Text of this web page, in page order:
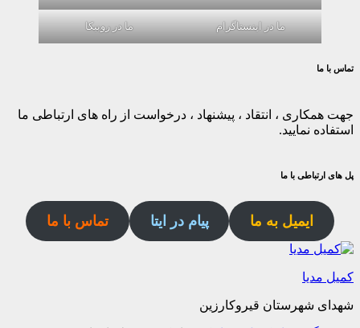
ما در اینستاگرام ما در روبیکا
تماس با ما
جهت همکاری ، انتقاد ، پیشنهاد ، درخواست از راه های ارتباطی ما
استفاده نمایید.
پل های ارتباطی با ما
ایمیل به ما پیام در ایتا تماس با ما
کمیل مدیا
شهدای شهرستان قیروکارزین